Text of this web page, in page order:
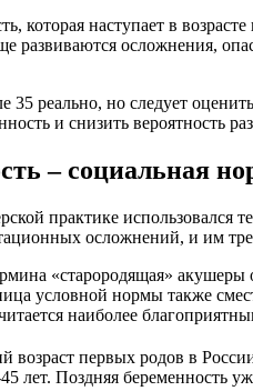
которая наступает в
развиваются осложнения,
35 реально, но следует
и снизить вероятность
– социальная
практике
осложнений, и им
«старородящая»
условной нормы также
наиболее
возраст первых родов в
лет. Поздняя беременность